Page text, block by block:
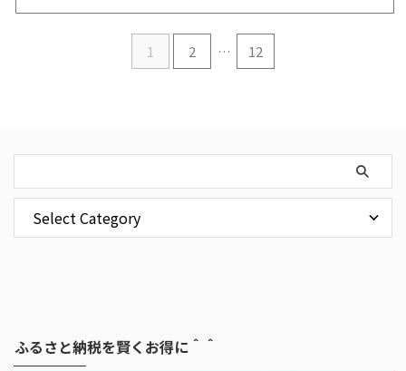
1 2 … 12
ふるさと納税を賢くお得に＾＾